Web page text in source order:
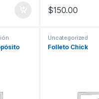
$150.00
Uncategorized
Folleto Chick